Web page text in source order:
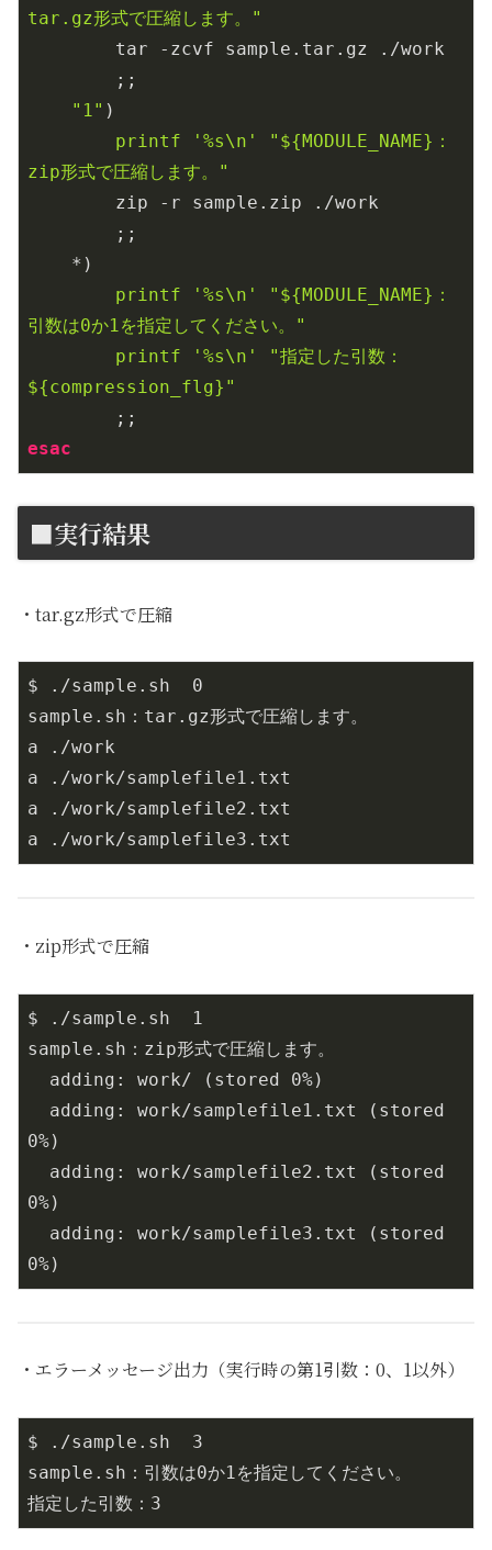
tar.gz形式で圧縮します。"
"1" )
printf
'%s\n' " ${MODULE_NAME} ：
zip形式で圧縮します。"
printf
'%s\n' " ${MODULE_NAME} ：
引数は0か1を指定してください。"
printf
'%s\n'
"指定した引数：
${compression_flg} "
esac
■実行結果
・tar.gz形式で圧縮
$ ./sample.sh  0
sample.sh：tar.gz形式で圧縮します。
a ./work
a ./work/samplefile1.txt
a ./work/samplefile2.txt
a ./work/samplefile3.txt
・zip形式で圧縮
$ ./sample.sh  1
sample.sh：zip形式で圧縮します。
0%)
0%)
0%)
・エラーメッセージ出力（実行時の第1引数：0、1以外）
$ ./sample.sh  3
sample.sh：引数は0か1を指定してください。
指定した引数：3